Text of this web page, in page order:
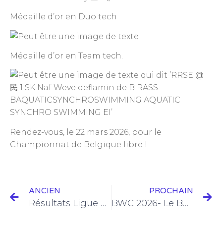
Médaille d’or en Duo tech
Médaille d’or en Team tech.
Rendez-vous, le 22 mars 2026, pour le
Championnat de Belgique libre !
ANCIEN
Résultats Ligue Figures 2026
PROCHAIN
BWC 2026- Le BRASS multi-médaillé, revient avec la coupe !